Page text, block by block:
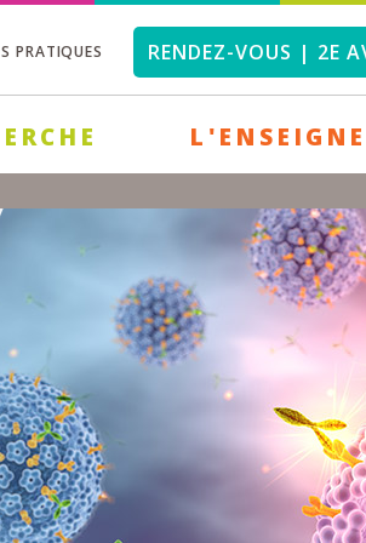
PRATIQUES RENDEZ-VOUS | 2E